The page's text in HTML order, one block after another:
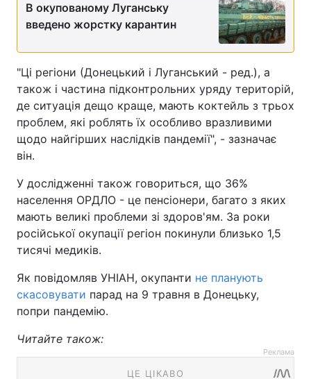
В окупованому Луганську
введено жорстку карантин
"Ці регіони (Донецький і Луганський - ред.), а
також і частина підконтрольних уряду територій,
де ситуація дещо краще, мають коктейль з трьох
проблем, які роблять їх особливо вразливими
щодо найгірших наслідків пандемії", - зазначає
він.
У дослідженні також говориться, що 36%
населення ОРДЛО - це пенсіонери, багато з яких
мають великі проблеми зі здоров'ям. За роки
російської окупації регіон покинули близько 1,5
тисячі медиків.
Як повідомляв УНІАН, окупанти не планують
скасовувати парад на 9 травня в Донецьку,
попри пандемію.
Читайте також:
Реклама